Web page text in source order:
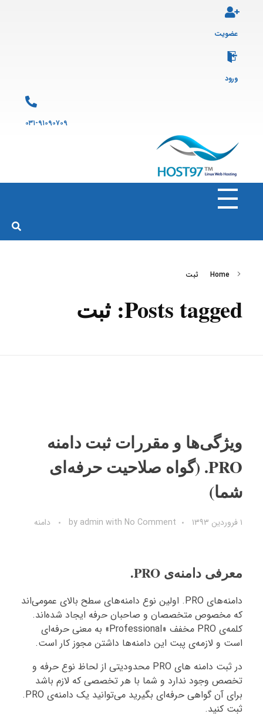
عضویت
ورود
۰۳۱-۹۱۰۹۰۷۰۹
هاست ۹۷ارائه سرویس هاست لینوکس و ثبت دامنه
Home ثبت
Posts tagged: ثبت
ویژگی‌ها و مقررات ثبت دامنه
PRO. (گواه صلاحیت حرفه‌ای
شما)
۱ فروردین ۱۳۹۳ by admin with No Comment دامنه
معرفی دامنه‌ی PRO.
دامنه‌های PRO. اولین نوع دامنه‌های سطح بالای عمومی‌اند
که مخصوص متخصصان و صاحبان حرفه ایجاد شده‌اند.
کلمه‌ی PRO مخفف «Professional» به معنی حرفه‌ای
است و لازمه‌ی پبت این دامنه‌ها داشتن مجوز کار است.
در ثبت دامنه های PRO محدودیتی از لحاظ نوع حرفه و
تخصص وجود ندارد و شما با هر تخصصی که لازم باشد
برای آن گواهی حرفه‌ای بگیرید می‌توانید یک دامنه‌ی PRO.
ثبت کنید.